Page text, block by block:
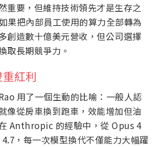
重要，但維持技術領先才是生存之
果把內部員工使用的算力全部轉為
創造數十億美元營收，但公司選擇
取長期競爭力。
紅利
用了一個生動的比喻：一般人認
像從房車換到跑車，效能增加但油
Anthropic 的經驗中，從 Opus 4
，每一次模型換代不僅能力大幅躍